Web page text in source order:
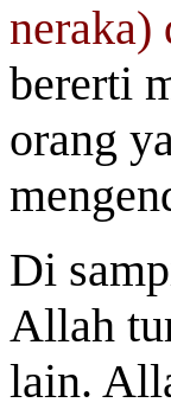
neraka)
bererti
orang
Di
Allah
lain.